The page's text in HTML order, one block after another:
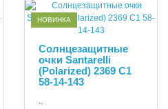
НОВИНКА
Солнцезащитные
очки Santarelli
(Polarized) 2369 C1
58-14-143
..